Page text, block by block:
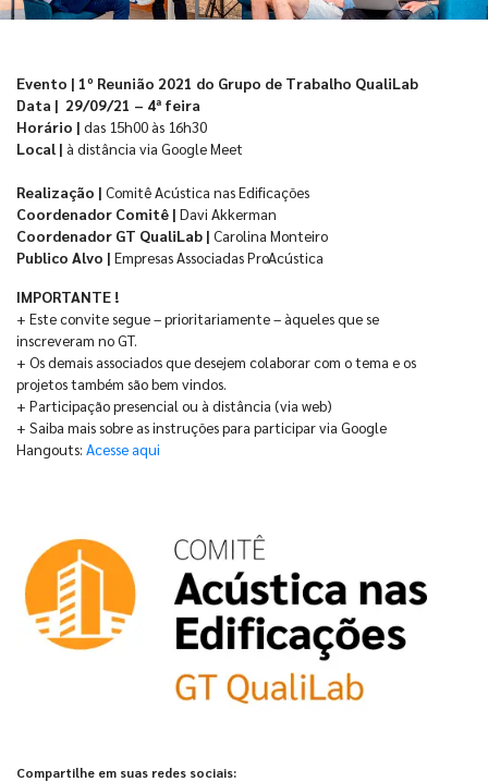
Evento | 1º Reunião 2021 do Grupo de Trabalho QualiLab
Data | 29/09/21 – 4ª feira
Horário | das 15h00 às 16h30
Local | à distância via Google Meet
Realização | Comitê Acústica nas Edificações
Coordenador Comitê | Davi Akkerman
Coordenador GT QualiLab | Carolina Monteiro
Publico Alvo | Empresas Associadas ProAcústica
IMPORTANTE !
+ Este convite segue – prioritariamente – àqueles que se
inscreveram no GT.
+ Os demais associados que desejem colaborar com o tema e os
projetos também são bem vindos.
+ Participação presencial ou à distância (via web)
+ Saiba mais sobre as instruções para participar via Google
Hangouts: Acesse aqui
Compartilhe em suas redes sociais: